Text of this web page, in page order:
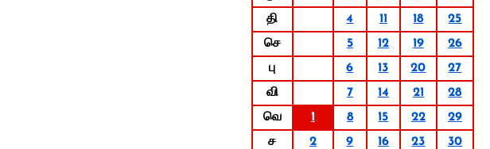
தி
4 11 18
25
செ
5 12 19
26
பு
6 13 20
27
வி
7 14 21
28
வெ
1 8 15 22
29
ச
2 9 16 23
30